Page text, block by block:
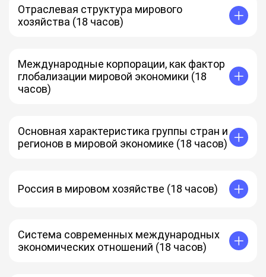
Классификация полезных ископаемых и их
характеристики
Отраслевая структура мирового
хозяйства (18 часов)
Влияние научно-технического прогресса
Изменения в разных отраслях
Международные корпорации, как фактор
глобализации мировой экономики (18
часов)
Транснациональный бизнес
Формы международных корпораций
Основная характеристика группы стран и
регионов в мировой экономике (18 часов)
Виды рыночной экономики
Россия в мировом хозяйстве (18 часов)
Характерные черты ведущих отраслей экономики
России
Основные типы экономики на территории страны
Система современных международных
экономических отношений (18 часов)